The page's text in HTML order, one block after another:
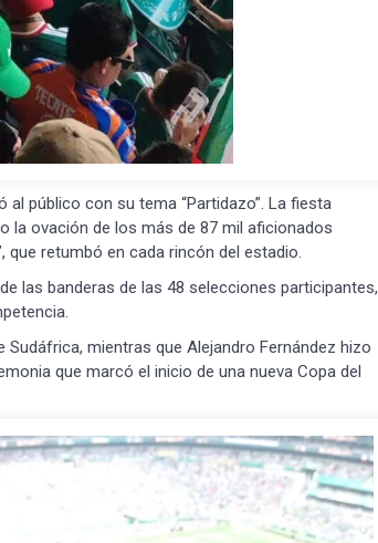
al público con su tema “Partidazo”. La fiesta
la ovación de los más de 87 mil aficionados
que retumbó en cada rincón del estadio.
las banderas de las 48 selecciones participantes,
mientras que Alejandro Fernández hizo
que marcó el inicio de una nueva Copa del